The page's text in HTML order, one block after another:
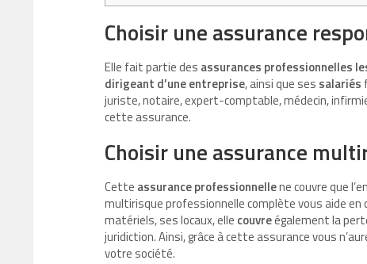
Choisir une assurance
Elle fait partie des assurances professionnelles
dirigeant d’une entreprise, ainsi que ses salariés
juriste, notaire, expert-comptable, médecin,
cette assurance.
Choisir une assurance
Cette assurance professionnellene couvre que
multirisque professionnelle complète vous aide
matériels, ses locaux, elle couvreégalement la
juridiction. Ainsi, grâce à cette assurance vous
votre société.